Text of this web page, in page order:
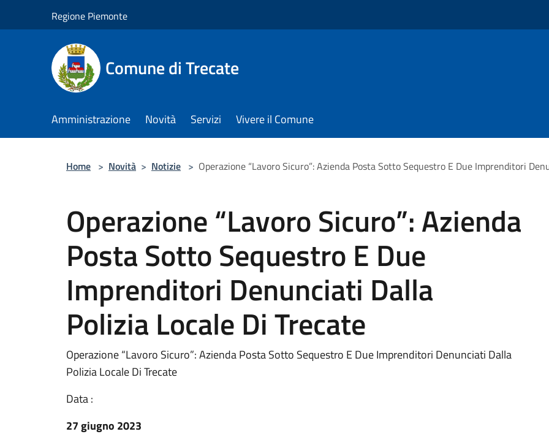
Regione Piemonte
Comune di Trecate
Amministrazione Novità Servizi Vivere il Comune
Home > Novità > Notizie > Operazione “Lavoro Sicuro”: Azienda Posta Sotto Sequestro E Due Imprenditori
Operazione “Lavoro Sicuro”: Azienda
Posta Sotto Sequestro E Due
Imprenditori Denunciati Dalla
Polizia Locale Di Trecate
Operazione “Lavoro Sicuro”: Azienda Posta Sotto Sequestro E Due Imprenditori Denunciati Dalla
Polizia Locale Di Trecate
Data :
27 giugno 2023